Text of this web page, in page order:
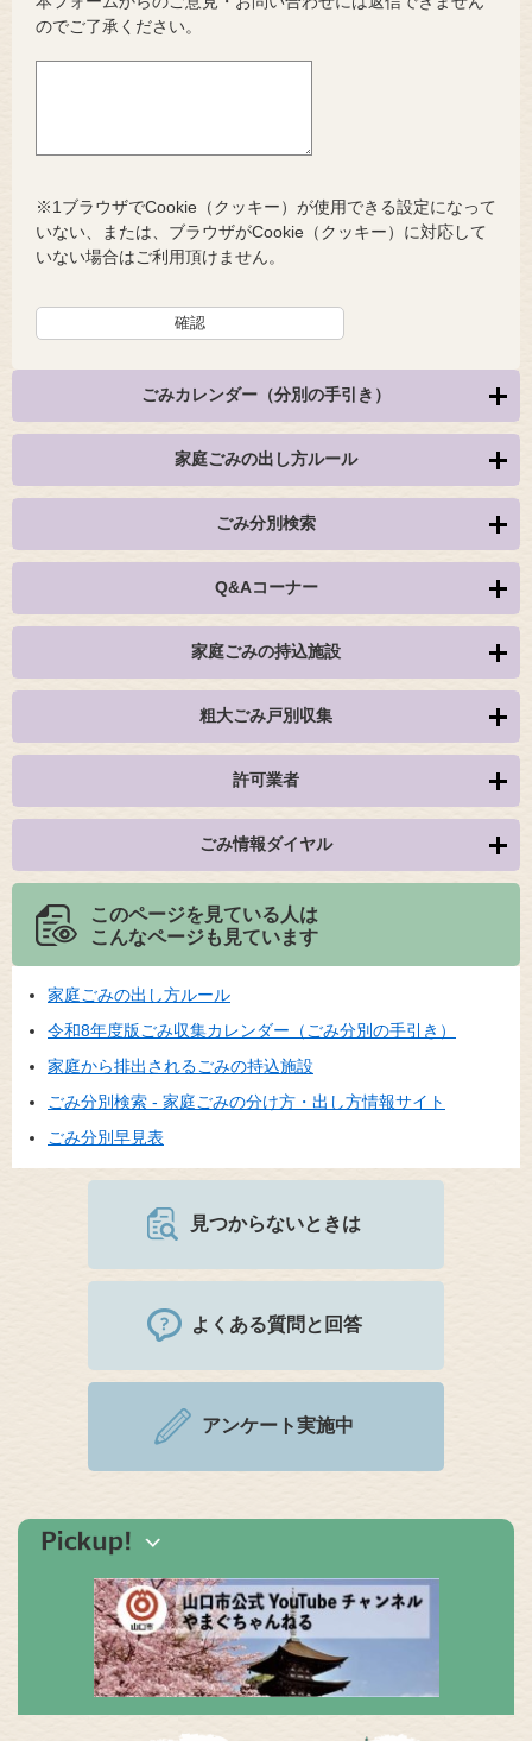
のでご了承ください。
※1ブラウザでCookie（クッキー）が使用できる設定になって
いない、または、ブラウザがCookie（クッキー）に対応して
いない場合はご利用頂けません。
ごみカレンダー（分別の手引き）
家庭ごみの出し方ルール
ごみ分別検索
Q&Aコーナー
家庭ごみの持込施設
粗大ごみ戸別収集
許可業者
ごみ情報ダイヤル
このページを見ている人は
こんなページも見ています
家庭ごみの出し方ルール
令和8年度版ごみ収集カレンダー（ごみ分別の手引き）
家庭から排出されるごみの持込施設
ごみ分別検索 - 家庭ごみの分け方・出し方情報サイト
ごみ分別早見表
見つからないときは
よくある質問と回答
アンケート実施中